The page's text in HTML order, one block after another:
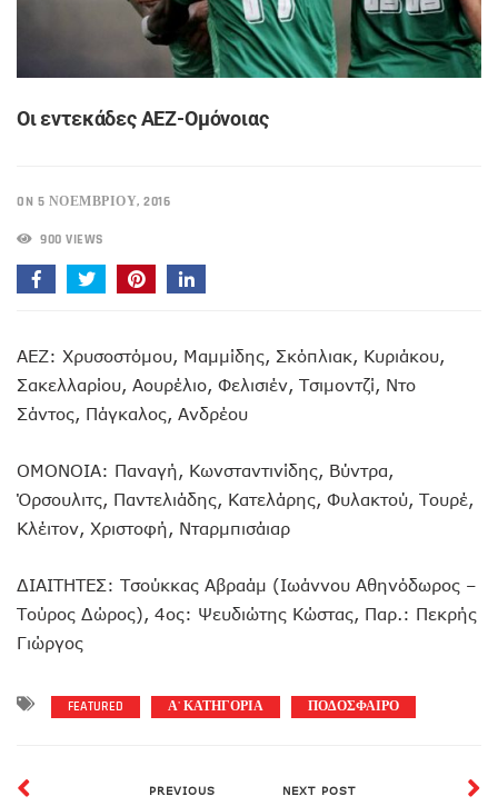
Οι εντεκάδες ΑΕΖ-Ομόνοιας
ON 5 ΝΟΕΜΒΡΊΟΥ, 2016
900 VIEWS
ΑΕΖ: Χρυσοστόμου, Μαμμίδης, Σκόπλιακ, Κυριάκου,
Σακελλαρίου, Αουρέλιο, Φελισιέν, Τσιμοντζί, Ντο
Σάντος, Πάγκαλος, Ανδρέου
ΟΜΟΝΟΙΑ: Παναγή, Κωνσταντινίδης, Βύντρα,
Όρσουλιτς, Παντελιάδης, Κατελάρης, Φυλακτού, Τουρέ,
Κλέιτον, Χριστοφή, Νταρμπισάιαρ
ΔΙΑΙΤΗΤΕΣ: Τσούκκας Αβραάμ (Ιωάννου Αθηνόδωρος –
Τούρος Δώρος), 4ος: Ψευδιώτης Κώστας, Παρ.: Πεκρής
Γιώργος
FEATURED Α' ΚΑΤΗΓΟΡΙΑ ΠΟΔΟΣΦΑΙΡΟ
PREVIOUS NEXT POST